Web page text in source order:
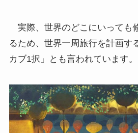
実際、世界のどこにいっても
るため、世界一周旅行を計画す
カブ1択」とも言われています。